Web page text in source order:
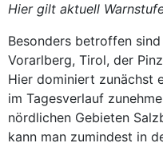
Hier gilt aktuell
Besonders betroffen
Vorarlberg, Tirol, der
Hier dominiert zunächst
im Tagesverlauf
nördlichen Gebieten
kann man zumindest in